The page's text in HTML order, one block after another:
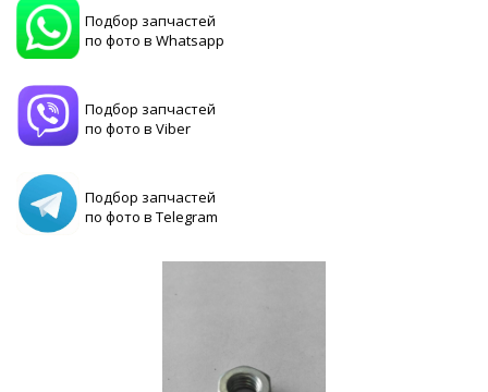
Подбор запчастей
по фото в Whatsapp
Подбор запчастей
по фото в Viber
Подбор запчастей
по фото в Telegram